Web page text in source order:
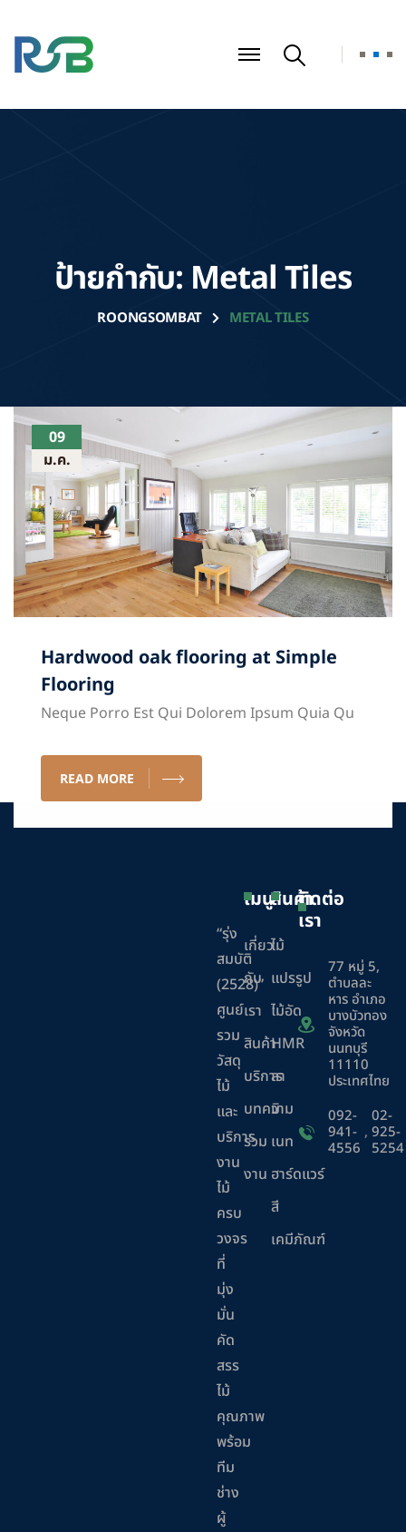
ป้ายกำกับ: Metal Tiles
ROONGSOMBAT METAL TILES
09
ม.ค.
Hardwood oak flooring at Simple
Flooring
Neque Porro Est Qui Dolorem Ipsum Quia Qu
READ MORE
“รุ่ง
สมบัติ
(2528)”
ศูนย์
รวม
วัสดุ
ไม้
และ
บริการ
งาน
ไม้
ครบ
วงจร
ที่
มุ่ง
มั่น
คัด
สรร
ไม้
คุณภาพ
พร้อม
ทีม
ช่าง
ผู้
เมนู
เกี่ยว
กับ
เรา
สินค้า
บริการ
บทความ
ร่วม
งาน
สินค้า
ไม้
แปรรูป
ไม้อัด
HMR
ลา
มิ
เนท
ฮาร์ดแวร์
สี
เคมีภัณฑ์
ติดต่อ
เรา
77 หมู่ 5,
ตำบลละ
หาร อำเภอ
บางบัวทอง
จังหวัด
นนทบุรี
11110
ประเทศไทย
092-
941-
4556
,
02-
925-
5254